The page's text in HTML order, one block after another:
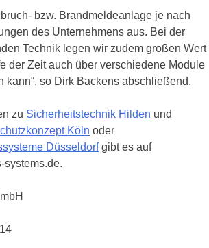
bzw. Brandmeldeanlage je nach
des Unternehmens aus. Bei der
Technik legen wir zudem großen Wert
der Zeit auch über verschiedene Module
kann“, so Dirk Backens abschließend.
zu Sicherheitstechnik Hilden und
Köln oder
Düsseldorfgibt es auf
systems.de.